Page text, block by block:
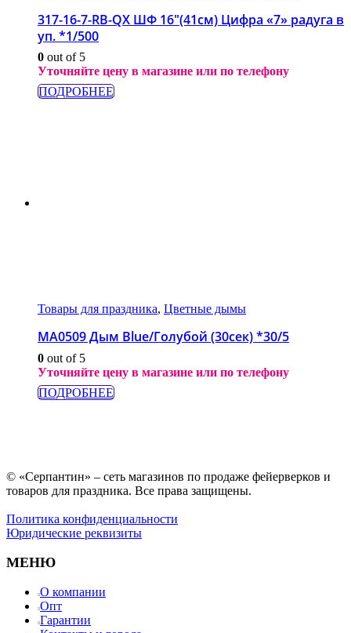
317-16-7-RB-QX ШФ 16″(41см) Цифра «7» радуга в
уп. *1/500
0 out of 5
Уточняйте цену в магазине или по телефону
ПОДРОБНЕЕ
Товары для праздника, Цветные дымы
МА0509 Дым Blue/Голубой (30сек) *30/5
0 out of 5
Уточняйте цену в магазине или по телефону
ПОДРОБНЕЕ
© «Серпантин» – сеть магазинов по продаже фейерверков и
товаров для праздника. Все права защищены.
Политика конфиденциальности
Юридические реквизиты
МЕНЮ
О компании
Опт
Гарантии